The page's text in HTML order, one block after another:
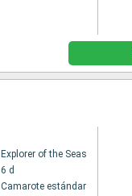
Explorer of the Seas
6 d
Camarote estándar